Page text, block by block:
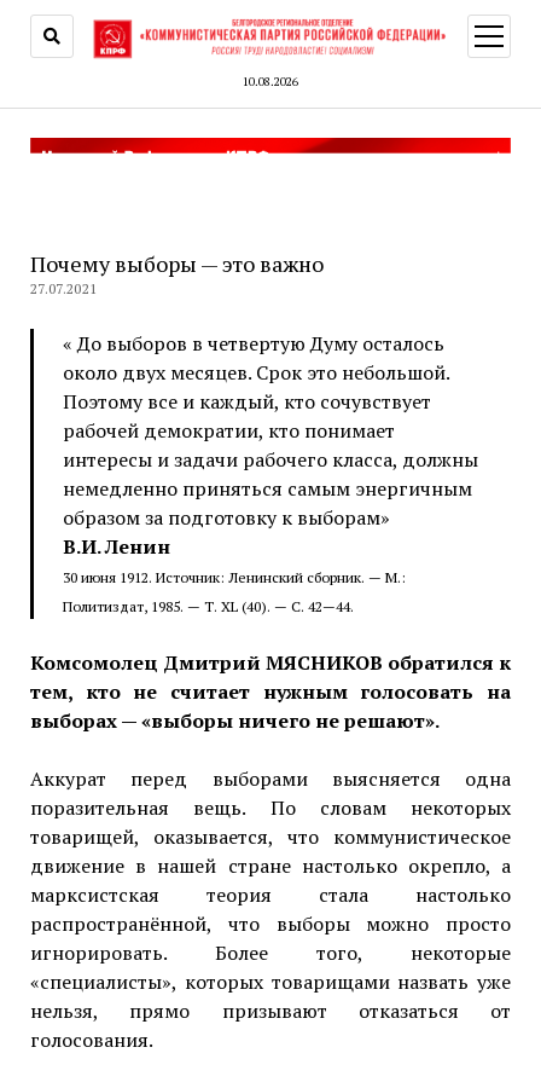
10.08.2026
меню
Почему выборы — это важно
27.07.2021
« До выборов в четвертую Думу осталось
около двух месяцев. Срок это небольшой.
Поэтому все и каждый, кто сочувствует
рабочей демократии, кто понимает
интересы и задачи рабочего класса, должны
немедленно приняться самым энергичным
образом за подготовку к выборам»
В.И. Ленин
30 июня 1912. Источник: Ленинский сборник. — М.:
Политиздат, 1985. — Т. XL (40). — С. 42—44.
Комсомолец Дмитрий МЯСНИКОВ обратился к
тем, кто не считает нужным голосовать на
выборах — «выборы ничего не решают».
Аккурат перед выборами выясняется одна
поразительная вещь. По словам некоторых
товарищей, оказывается, что коммунистическое
движение в нашей стране настолько окрепло, а
марксистская теория стала настолько
распространённой, что выборы можно просто
игнорировать. Более того, некоторые
«специалисты», которых товарищами назвать уже
нельзя, прямо призывают отказаться от
голосования.